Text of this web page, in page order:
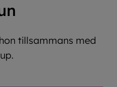
tillsammans med